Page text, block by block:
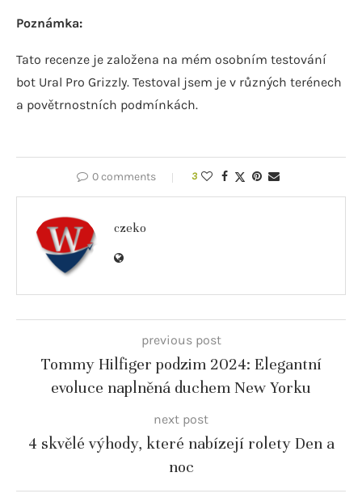
Poznámka:
Tato recenze je založena na mém osobním testování
bot Ural Pro Grizzly. Testoval jsem je v různých terénech
a povětrnostních podmínkách.
0 comments 3
czeko
previous post
Tommy Hilfiger podzim 2024: Elegantní
evoluce naplněná duchem New Yorku
next post
4 skvělé výhody, které nabízejí rolety Den a
noc